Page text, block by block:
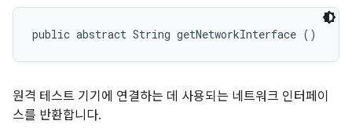
public abstract String getNetworkInterface ()
원격 테스트 기기에 연결하는 데 사용되는 네트워크 인터페이
스를 반환합니다.